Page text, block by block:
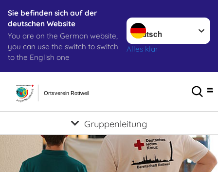
Sie befinden sich auf der
deutschen Website
You are on the German website,
you can use the switch to switch
to the English one
Sprache wechseln zu
Alles klar
Ortsverein Rottweil
Gruppenleitung